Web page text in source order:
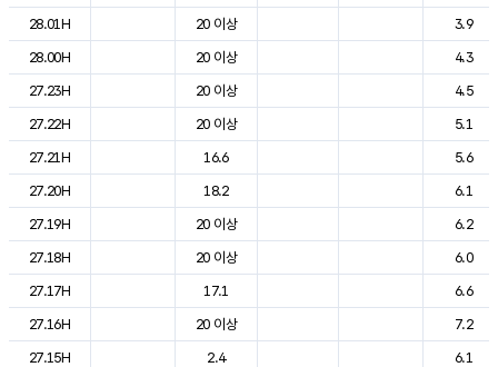
28.01H
20 이상
3.9
28.00H
20 이상
4.3
27.23H
20 이상
4.5
27.22H
20 이상
5.1
27.21H
16.6
5.6
27.20H
18.2
6.1
27.19H
20 이상
6.2
27.18H
20 이상
6.0
27.17H
17.1
6.6
27.16H
20 이상
7.2
27.15H
2.4
6.1